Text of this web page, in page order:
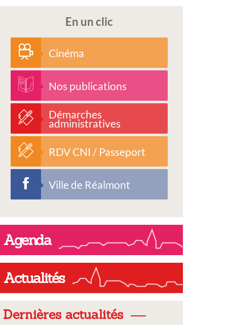
En un clic
Cinéma
Nos publications
Démarches
administratives
RDV CNI / Passeport
Ville de Réalmont
Agenda
Actualités
Dernières actualités